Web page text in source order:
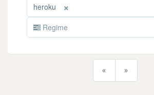
×
heroku
Regime
« »